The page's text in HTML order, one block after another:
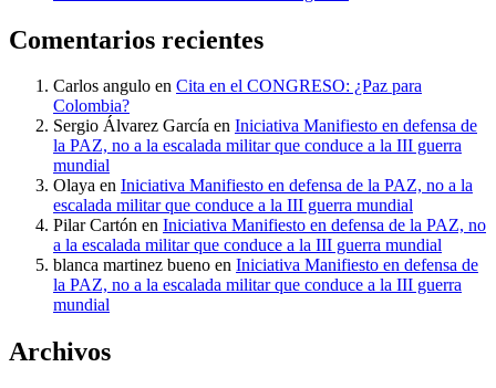
Comentarios recientes
Carlos angulo en Cita en el CONGRESO: ¿Paz para
Colombia?
Sergio Álvarez García en Iniciativa Manifiesto en defensa de
la PAZ, no a la escalada militar que conduce a la III guerra
mundial
Olaya en Iniciativa Manifiesto en defensa de la PAZ, no a la
escalada militar que conduce a la III guerra mundial
Pilar Cartón en Iniciativa Manifiesto en defensa de la PAZ, no
a la escalada militar que conduce a la III guerra mundial
blanca martinez bueno en Iniciativa Manifiesto en defensa de
la PAZ, no a la escalada militar que conduce a la III guerra
mundial
Archivos